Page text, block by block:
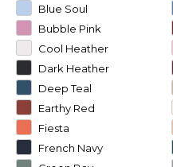
Blue Soul
Bubble Pink
Cool Heather
Dark Heather
Deep Teal
Earthy Red
Fiesta
French Navy